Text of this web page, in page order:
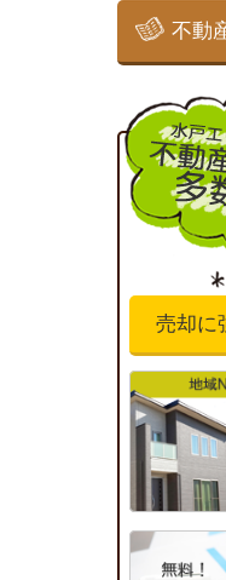
不動
売却に